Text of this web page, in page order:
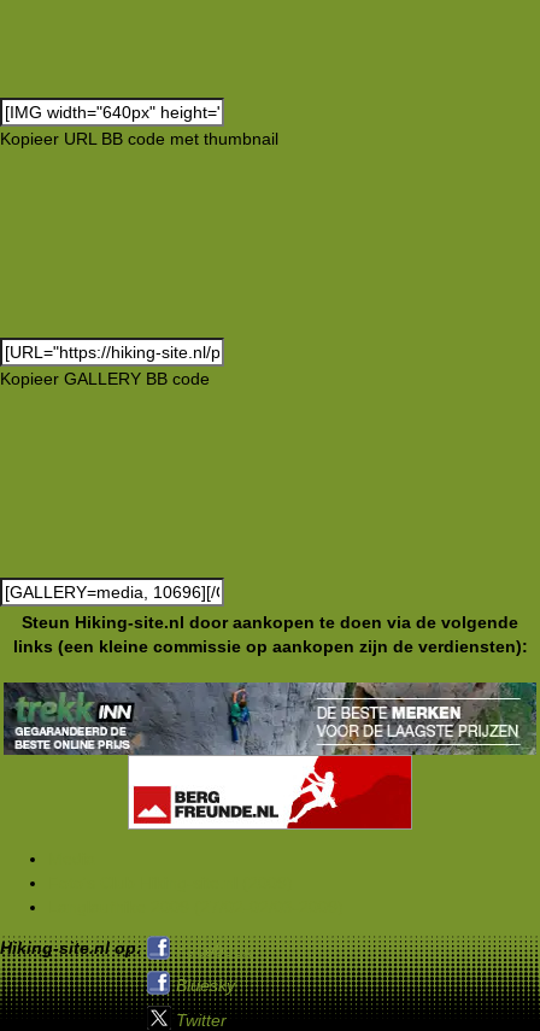
Kopieer URL BB code met thumbnail
Kopieer GALLERY BB code
Steun Hiking-site.nl door aankopen te doen via de volgende
links (een kleine commissie op aankopen zijn de verdiensten):
Hiking-site.nl op:
Facebook
Bluesky
Twitter